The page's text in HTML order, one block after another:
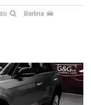
Berlina